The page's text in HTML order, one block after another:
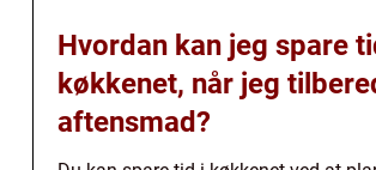
Hvordan kan jeg spare
køkkenet, når jeg
aftensmad?